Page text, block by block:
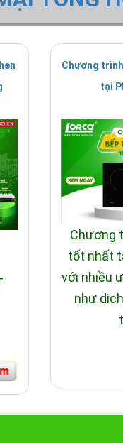
Chương
tại
Chương
tốt nhất
với nhiều
như